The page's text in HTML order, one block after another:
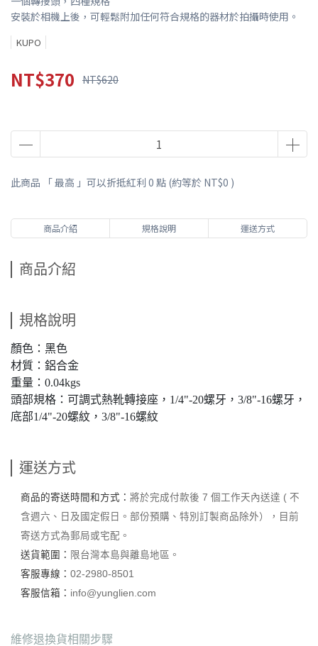
安裝於相機上後，可輕鬆附加任何符合規格的器材於拍攝時使用。
KUPO
NT$370 NT$620
此商品 「 最高 」可以折抵紅利 0 點 (約等於 NT$0 )
商品介紹 規格說明 運送方式
商品介紹
規格說明
顏色：黑色
材質：鋁合金
重量：0.04kgs
頭部規格：可調式熱靴轉接座，1/4"-20螺牙，3/8"-16螺牙，
底部1/4"-20螺紋，3/8"-16螺紋
運送方式
商品的寄送時間和方式： 將於完成付款後 7 個工作天內送達 ( 不
含週六、日及國定假日。部份預購、特別訂製商品除外），目前
寄送方式為郵局或宅配。
送貨範圍： 限台灣本島與離島地區。
客服專線： 02-2980-8501
客服信箱： info@yunglien.com
維修退換貨相關步驟